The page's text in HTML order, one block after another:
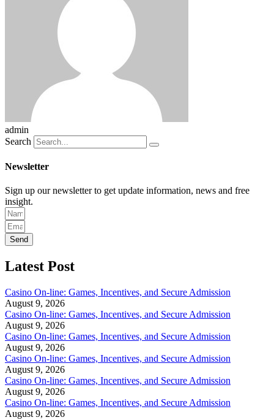
admin
Search
Newsletter
Sign up our newsletter to get update information, news and free
insight.
Send
Latest Post
Casino On-line: Games, Incentives, and Secure Admission
August 9, 2026
Casino On-line: Games, Incentives, and Secure Admission
August 9, 2026
Casino On-line: Games, Incentives, and Secure Admission
August 9, 2026
Casino On-line: Games, Incentives, and Secure Admission
August 9, 2026
Casino On-line: Games, Incentives, and Secure Admission
August 9, 2026
Casino On-line: Games, Incentives, and Secure Admission
August 9, 2026